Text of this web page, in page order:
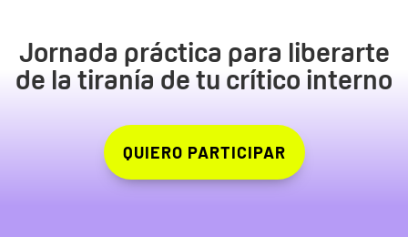
Jornada práctica para liberarte
de la tiranía de tu crítico interno
QUIERO PARTICIPAR